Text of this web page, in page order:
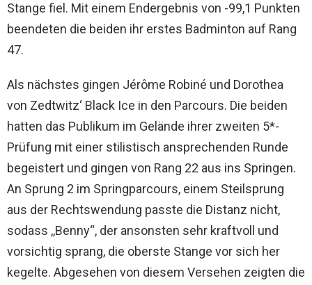
Stange fiel. Mit einem Endergebnis von -99,1 Punkten
beendeten die beiden ihr erstes Badminton auf Rang
47.
Als nächstes gingen Jérôme Robiné und Dorothea
von Zedtwitz‘ Black Ice in den Parcours. Die beiden
hatten das Publikum im Gelände ihrer zweiten 5*-
Prüfung mit einer stilistisch ansprechenden Runde
begeistert und gingen von Rang 22 aus ins Springen.
An Sprung 2 im Springparcours, einem Steilsprung
aus der Rechtswendung passte die Distanz nicht,
sodass ,,Benny“, der ansonsten sehr kraftvoll und
vorsichtig sprang, die oberste Stange vor sich her
kegelte. Abgesehen von diesem Versehen zeigten die